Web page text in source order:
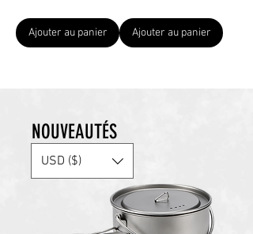
Ajouter au panier Ajouter au panier
NOUVEAUTÉS
USD ($)